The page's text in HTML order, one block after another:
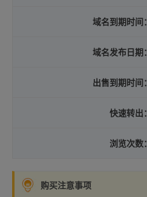
域名到期时间：
域名发布日期：
出售到期时间：
快速转出：
浏览次数：
购买注意事项